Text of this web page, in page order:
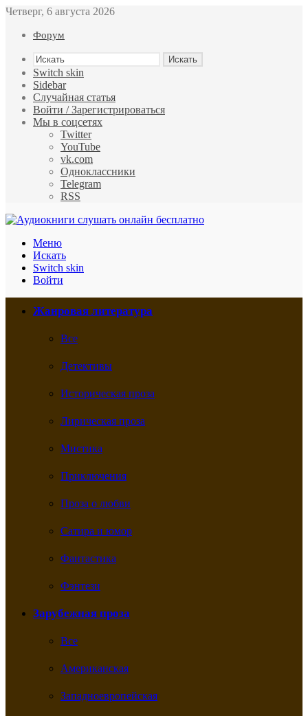
Четверг, 6 августа 2026
Форум
Искать
Switch skin
Sidebar
Случайная статья
Войти / Зарегистрироваться
Мы в соцсетях
Twitter
YouTube
vk.com
Одноклассники
Telegram
RSS
Меню
Искать
Switch skin
Войти
Жанровая литература
Все
Детективы
Историческая проза
Лирическая проза
Мистика
Приключения
Проза о любви
Сатира и юмор
Фантастика
Фэнтези
Зарубежная проза
Все
Американская
Западноевропейская